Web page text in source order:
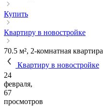
Купить
Квартиру в новостройке
70.5 м², 2-комнатная квартира
Квартиру в новостройке
24
февраля,
67
просмотров